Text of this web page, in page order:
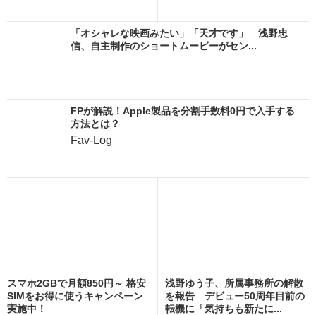
「オシャレな映画みたい」「天才です」 浅野忠
信、自主制作のショートムービーがセン...
FPが解説！Apple製品を分割手数料0円で入手する
方法とは？
Fav-Log
スマホ2GBで月額850円～ 格安
SIMをお得に使うキャンペーン
実施中！
浅野ゆう子、所属事務所の解散
を報告 デビュー50周年目前の
転機に「気持ちも新たに...